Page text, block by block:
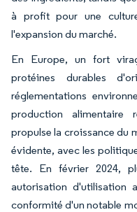
à profit pour une
l'expansion du marché.
En Europe, un fort
protéines durables
réglementations
production alimentaire
propulse la croissance du
évidente, avec les
tête. En février 2024,
autorisation d'utilisation
conformité d'un notable